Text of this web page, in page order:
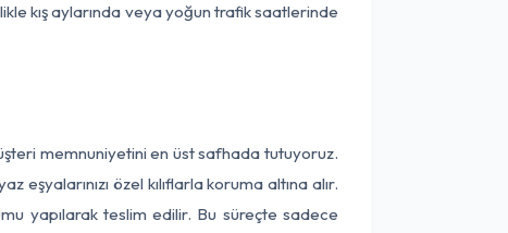
kış aylarında veya yoğun trafik saatlerinde
memnuniyetini en üst safhada tutuyoruz.
özel kılıflarla koruma altına alır.
yapılarak teslim edilir. Bu süreçte sadece